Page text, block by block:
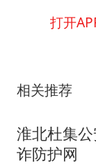
打开
相关推荐
淮北杜集
诈防护网